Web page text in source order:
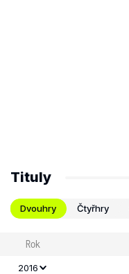
Tituly
Dvouhry Čtyřhry
Rok
2016